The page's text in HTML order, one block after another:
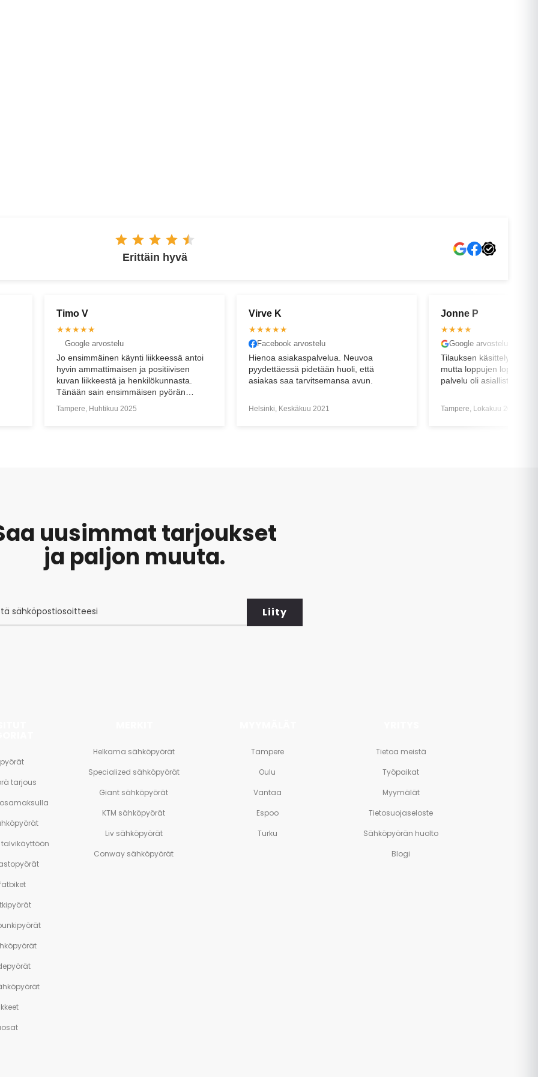
Erittäin hyvä
Virve K
★★★★★
Facebook arvostelu
Hienoa asiakaspalvelua. Neuvoa
pyydettäessä pidetään huoli, että
asiakas saa tarvitsemansa avun.
Helsinki, Keskäkuu 2021
Jonne P
★★★★
Google arvostelu
Tilauksen käsittelyssä pieni sekaannus,
mutta loppujen lopuksi sain pyörän ja
palvelu oli asiallista.
Tampere, Lokakuu 2024
Erik H
★★★★★
Facebook arvostelu
Erinomainen
Helsinki, Lokakuu 2019
uusimmat tarjoukset
ja paljon muuta.
Liity
tarjous
Helkama sähköpyörät
Specialized sähköpyörät
Giant sähköpyörät
KTM sähköpyörät
Liv sähköpyörät
Conway sähköpyörät
Tampere
Oulu
Vantaa
Espoo
Turku
Tietoa meistä
Työpaikat
Myymälät
Tietosuojaseloste
Sähköpyörän huolto
Blogi